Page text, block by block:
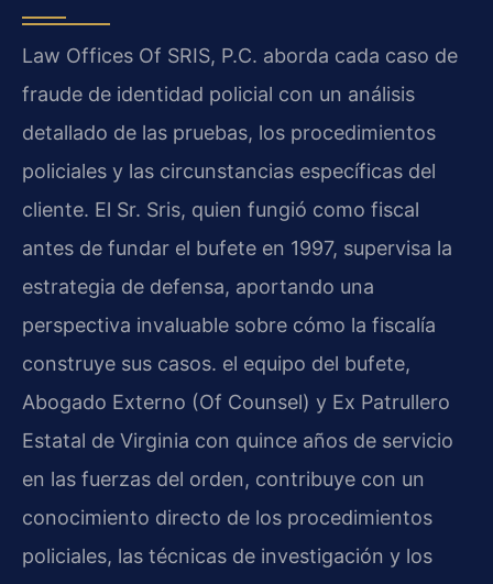
Law Offices Of SRIS, P.C. aborda cada caso de
fraude de identidad policial con un análisis
detallado de las pruebas, los procedimientos
policiales y las circunstancias específicas del
cliente. El Sr. Sris, quien fungió como fiscal
antes de fundar el bufete en 1997, supervisa la
estrategia de defensa, aportando una
perspectiva invaluable sobre cómo la fiscalía
construye sus casos. el equipo del bufete,
Abogado Externo (Of Counsel) y Ex Patrullero
Estatal de Virginia con quince años de servicio
en las fuerzas del orden, contribuye con un
conocimiento directo de los procedimientos
policiales, las técnicas de investigación y los